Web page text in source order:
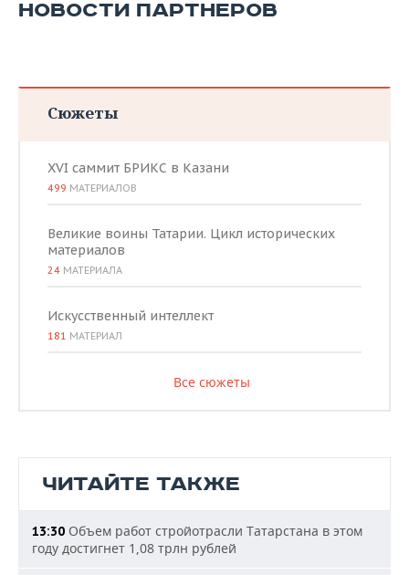
НОВОСТИ ПАРТНЕРОВ
Сюжеты
XVI саммит БРИКС в Казани
499 МАТЕРИАЛОВ
Великие воины Татарии. Цикл исторических
материалов
24 МАТЕРИАЛА
Искусственный интеллект
181 МАТЕРИАЛ
Все сюжеты
ЧИТАЙТЕ ТАКЖЕ
13:30 Объем работ стройотрасли Татарстана в этом
году достигнет 1,08 трлн рублей